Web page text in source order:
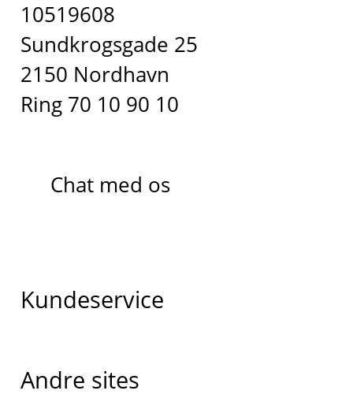
10519608
Sundkrogsgade 25
2150 Nordhavn
Ring 70 10 90 10
Chat med os
Kundeservice
Andre sites